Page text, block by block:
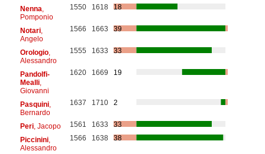
Nenna
Pomponio
1550 1618 18
Notari,
Angelo
1566 1663 39
Orologio,
Alessandro
1555 1633 33
Pandolfi-
Mealli,
Giovanni
1620 1669 19
Pasquini,
Bernardo
1637 1710 2
Peri, Jacopo 1561 1633
33
Piccinini,
Alessandro
1566 1638 38